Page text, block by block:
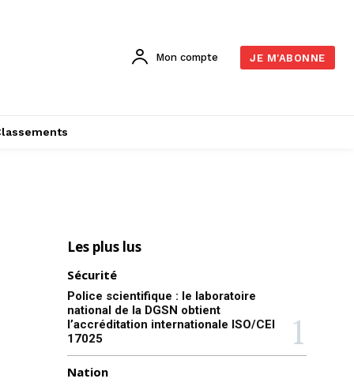
Mon compte JE M'ABONNE
Les plus lus
Sécurité
Police scientifique : le laboratoire
national de la DGSN obtient
l’accréditation internationale ISO/CEI
17025
Nation